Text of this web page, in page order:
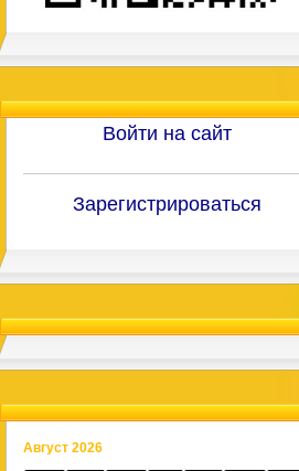
Войти на сайт
Зарегистрироваться
Август 2026